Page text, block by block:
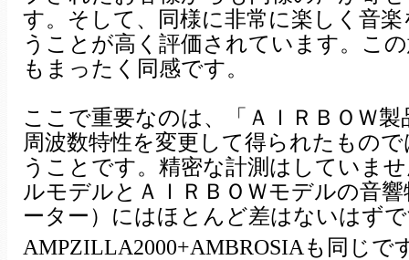
す。そして、同様に非常に楽しく音
うことが高く評価されています。こ
もまったく同感です。
ここで重要なのは、「ＡＩＲＢＯＷ製
周波数特性を変更して得られたもの
うことです。精密な計測はしていま
ルモデルとＡＩＲＢＯＷモデルの音
ーター）にはほとんど差はないはず
AMPZILLA2000+AMBROSIAも同じで